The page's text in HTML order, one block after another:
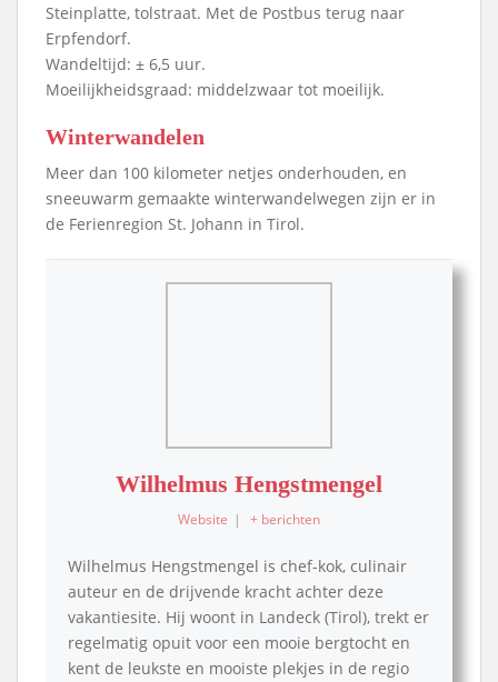
Steinplatte, tolstraat. Met de Postbus terug naar
Erpfendorf.
Wandeltijd: ± 6,5 uur.
Moeilijkheidsgraad: middelzwaar tot moeilijk.
Winterwandelen
Meer dan 100 kilometer netjes onderhouden, en
sneeuwarm gemaakte winterwandelwegen zijn er in
de Ferienregion St. Johann in Tirol.
Wilhelmus Hengstmengel
Website | + berichten
Wilhelmus Hengstmengel is chef-kok, culinair
auteur en de drijvende kracht achter deze
vakantiesite. Hij woont in Landeck (Tirol), trekt er
regelmatig opuit voor een mooie bergtocht en
kent de leukste en mooiste plekjes in de regio